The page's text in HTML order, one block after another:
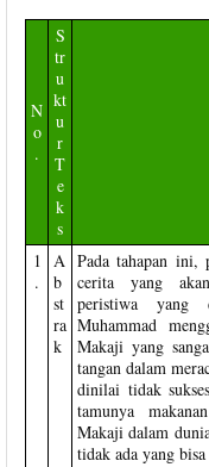
N
o
.
S
tr
u
kt
u
r
T
e
k
s
1
.
A
b
st
ra
k
Pada tahapan ini,
cerita yang
peristiwa yang
Muhammad
Makaji yang
tangan dalam
dinilai tidak
tamunya
Makaji dalam
tidak ada yang